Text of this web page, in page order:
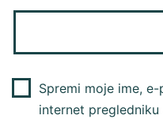
Spremi moje ime,
internet